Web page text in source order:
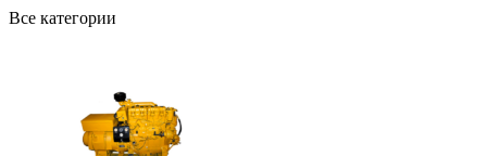
Все категории